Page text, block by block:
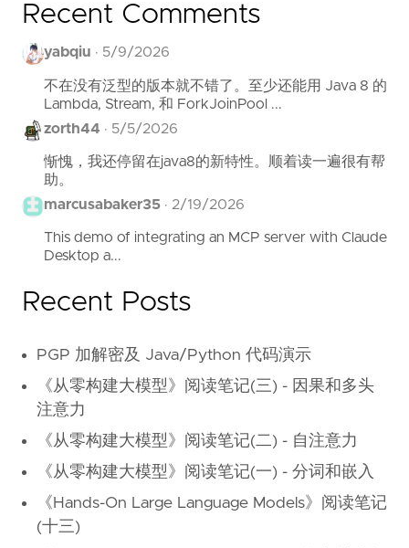
Recent Comments
yabqiu · 5/9/2026
不在没有泛型的版本就不错了。至少还能用 Java 8 的
Lambda, Stream, 和 ForkJoinPool ...
zorth44 · 5/5/2026
惭愧，我还停留在java8的新特性。顺着读一遍很有帮
助。
marcusabaker35 · 2/19/2026
This demo of integrating an MCP server with Claude
Desktop a...
Recent Posts
PGP 加解密及 Java/Python 代码演示
《从零构建大模型》阅读笔记(三) - 因果和多头
注意力
《从零构建大模型》阅读笔记(二) - 自注意力
《从零构建大模型》阅读笔记(一) - 分词和嵌入
《Hands-On Large Language Models》阅读笔记
(十三)